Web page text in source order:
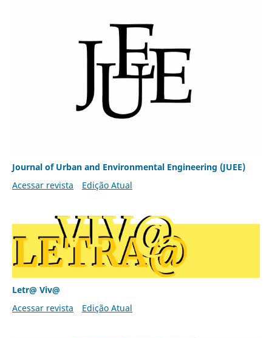
Journal of Urban and Environmental Engineering (JUEE)
Acessar revista
Edição Atual
Letr@ Viv@
Acessar revista
Edição Atual